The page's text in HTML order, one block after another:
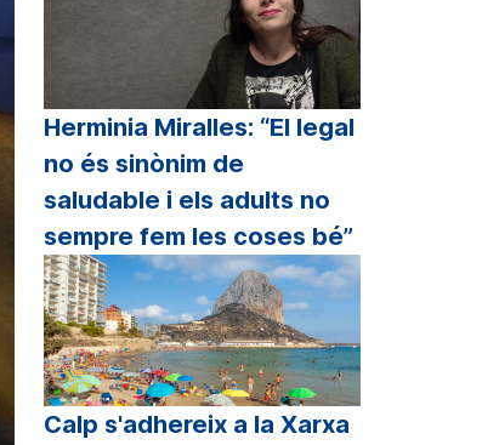
Herminia Miralles: “El legal
no és sinònim de
saludable i els adults no
sempre fem les coses bé”
Calp s'adhereix a la Xarxa